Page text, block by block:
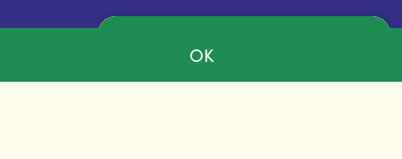
privacy voorwaarden
OK